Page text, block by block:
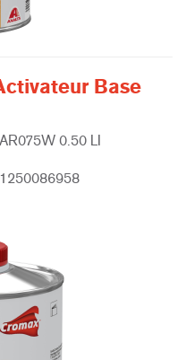
Base
AR075W 0.50 LI
1250086958